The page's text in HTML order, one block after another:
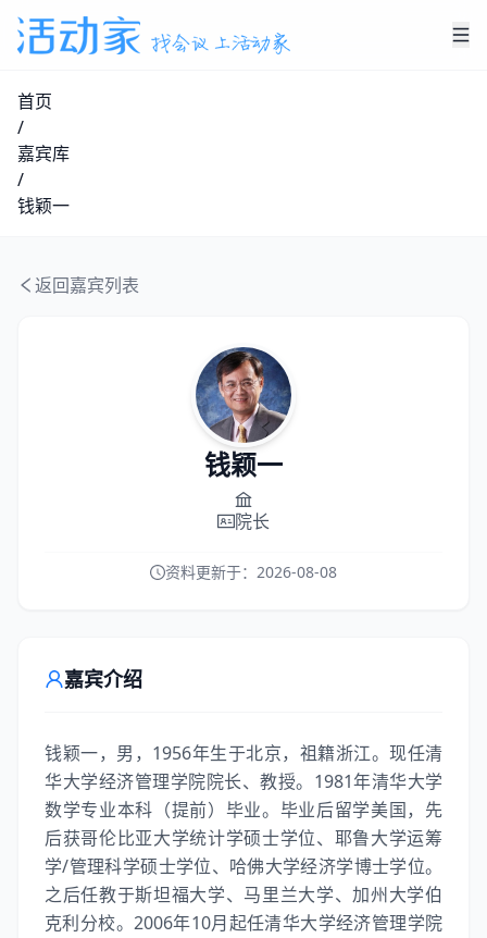
首页
/
嘉宾库
/
钱颖一
返回嘉宾列表
钱颖一
院长
资料更新于： 2026-08-08
嘉宾介绍
钱颖一，男，1956年生于北京，祖籍浙江。现任清
华大学经济管理学院院长、教授。1981年清华大学
数学专业本科（提前）毕业。毕业后留学美国，先
后获哥伦比亚大学统计学硕士学位、耶鲁大学运筹
学/管理科学硕士学位、哈佛大学经济学博士学位。
之后任教于斯坦福大学、马里兰大学、加州大学伯
克利分校。2006年10月起任清华大学经济管理学院